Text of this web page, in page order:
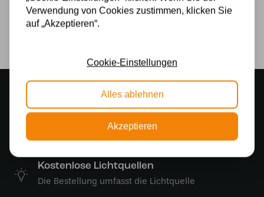
Lichtquelle
Stimmungsvoller Showroom
Kostenloser Versand
Kostenloser Versand in Deutschland ab 99 €
Kostenlose Lichtquellen
Die Bestellung umfasst die Lichtquelle
Verwendung von Cookies zustimmen, klicken Sie
auf „Akzeptieren“.
Cookie-Einstellungen
Alles ablehnen
Akzeptieren